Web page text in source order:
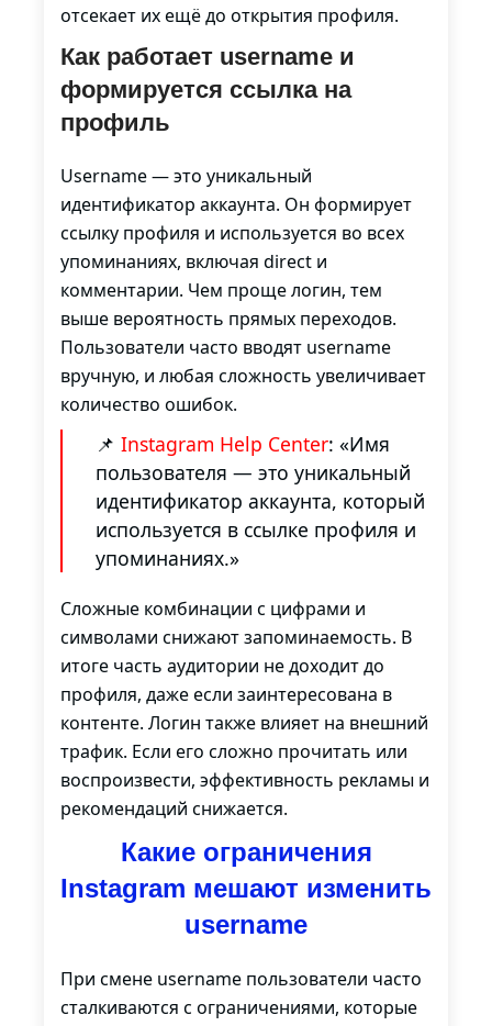
отсекает их ещё до открытия профиля.
Как работает username и
формируется ссылка на
профиль
Username — это уникальный
идентификатор аккаунта. Он формирует
ссылку профиля и используется во всех
упоминаниях, включая direct и
комментарии. Чем проще логин, тем
выше вероятность прямых переходов.
Пользователи часто вводят username
вручную, и любая сложность увеличивает
количество ошибок.
📌 Instagram Help Center: «Имя
пользователя — это уникальный
идентификатор аккаунта, который
используется в ссылке профиля и
упоминаниях.»
Сложные комбинации с цифрами и
символами снижают запоминаемость. В
итоге часть аудитории не доходит до
профиля, даже если заинтересована в
контенте. Логин также влияет на внешний
трафик. Если его сложно прочитать или
воспроизвести, эффективность рекламы и
рекомендаций снижается.
Какие ограничения
Instagram мешают изменить
username
При смене username пользователи часто
сталкиваются с ограничениями, которые